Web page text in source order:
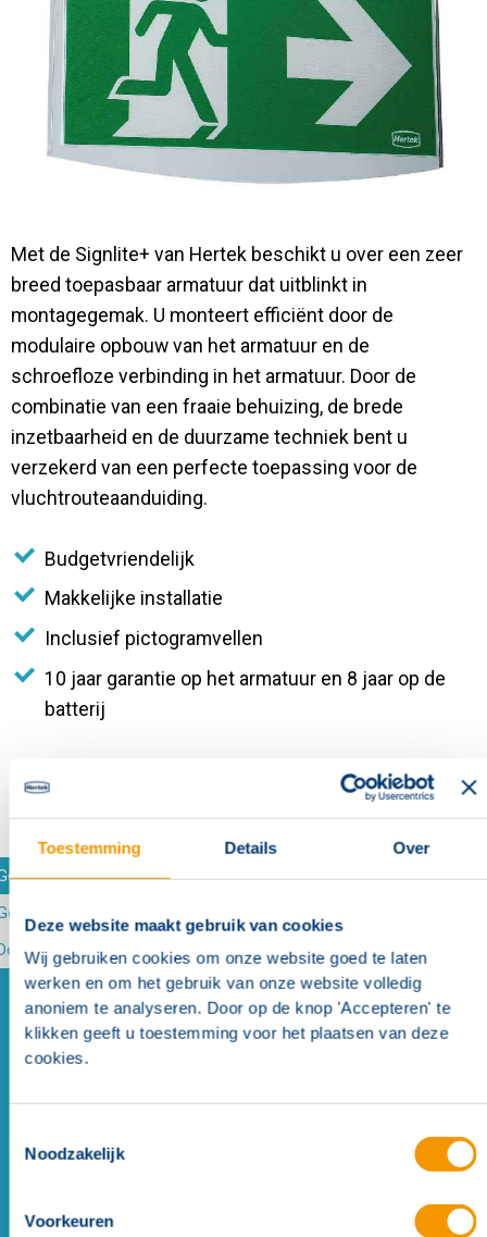
Toestemming Details Over
Deze website maakt gebruik van cookies
Wij gebruiken cookies om onze website goed te laten
werken en om het gebruik van onze website volledig
anoniem te analyseren. Door op de knop 'Accepteren' te
klikken geeft u toestemming voor het plaatsen van deze
cookies.
Noodzakelijk
Voorkeuren
Contact
Met de Signlite+ van Hertek beschikt u over een zeer
breed toepasbaar armatuur dat uitblinkt in
montagegemak. U monteert efficiënt door de
modulaire opbouw van het armatuur en de
schroefloze verbinding in het armatuur. Door de
combinatie van een fraaie behuizing, de brede
inzetbaarheid en de duurzame techniek bent u
verzekerd van een perfecte toepassing voor de
vluchtrouteaanduiding.
Budgetvriendelijk
Makkelijke installatie
Inclusief pictogramvellen
10 jaar garantie op het armatuur en 8 jaar op de
batterij
producten en accessoires
(downloads)
Similar Products (1